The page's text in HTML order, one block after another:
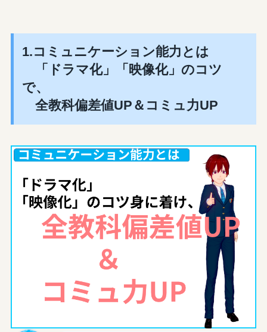
1.コミュニケーション能力とは
「ドラマ化」「映像化」のコツ
で、
全教科偏差値UP＆コミュ力UP